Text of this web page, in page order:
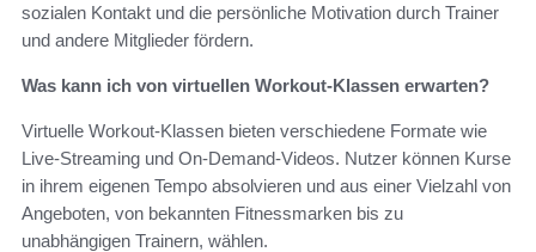
sozialen Kontakt und die persönliche Motivation durch Trainer
und andere Mitglieder fördern.
Was kann ich von virtuellen Workout-Klassen erwarten?
Virtuelle Workout-Klassen bieten verschiedene Formate wie
Live-Streaming und On-Demand-Videos. Nutzer können Kurse
in ihrem eigenen Tempo absolvieren und aus einer Vielzahl von
Angeboten, von bekannten Fitnessmarken bis zu
unabhängigen Trainern, wählen.